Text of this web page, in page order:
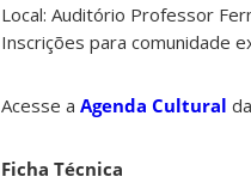
Local: Auditório Professor
Inscrições para comunidade
Acesse a Agenda Cultural
Ficha Técnica